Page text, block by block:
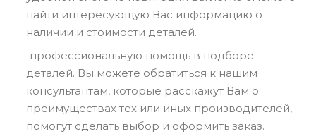
найти интересующую Вас информацию о
наличии и стоимости деталей.
профессиональную помощь в подборе
деталей. Вы можете обратиться к нашим
консультантам, которые расскажут Вам о
преимуществах тех или иных производителей,
помогут сделать выбор и оформить заказ.